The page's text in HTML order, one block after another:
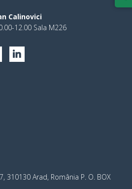
Calinovici
12.00 Sala M226
310130 Arad, România P. O. BOX